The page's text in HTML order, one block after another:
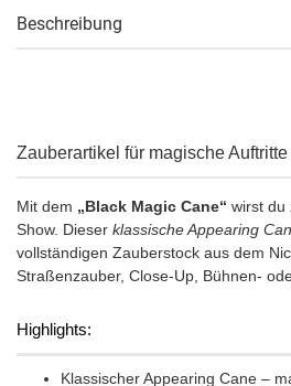
Beschreibung
Zauberartikel für magische Auftritte
Mit dem „Black Magic Cane“ wirst du
Show. Dieser klassische Appearing
vollständigen Zauberstock aus dem
Straßenzauber, Close-Up, Bühnen-
Highlights:
Klassischer Appearing Cane –